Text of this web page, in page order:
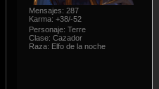
Mensajes: 287
Karma: +38/-52
Personaje: Terre
Clase: Cazador
Raza: Elfo de la noche